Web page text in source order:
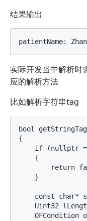
结果输出
实际开发当中解析时
应的解析方法
比如解析字符串tag
bool
{
if (nullptr
    {
return
    }
const char*
Uint32
OFCondition